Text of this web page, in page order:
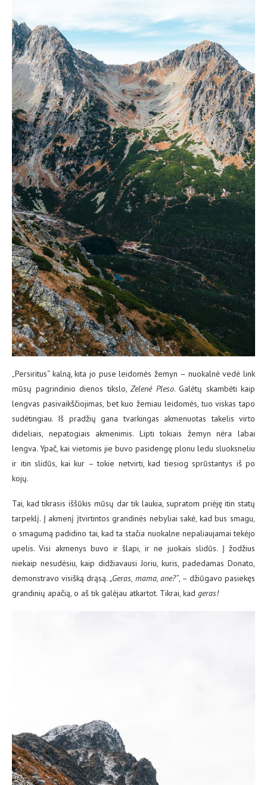
„Persiritus“ kalną, kita jo puse leidomės žemyn – nuokalnė vedė link
mūsų pagrindinio dienos tikslo, Zelené Pleso. Galėtų skambėti kaip
lengvas pasivaikščiojimas, bet kuo žemiau leidomės, tuo viskas tapo
sudėtingiau. Iš pradžių gana tvarkingas akmenuotas takelis virto
dideliais, nepatogiais akmenimis. Lipti tokiais žemyn nėra labai
lengva. Ypač, kai vietomis jie buvo pasidengę plonu ledu sluoksneliu
ir itin slidūs, kai kur – tokie netvirti, kad tiesiog sprūstantys iš po
kojų.
Tai, kad tikrasis iššūkis mūsų dar tik laukia, supratom priėję itin statų
tarpeklį. Į akmenį įtvirtintos grandinės nebyliai sakė, kad bus smagu,
o smagumą padidino tai, kad ta stačia nuokalne nepaliaujamai tekėjo
upelis. Visi akmenys buvo ir šlapi, ir ne juokais slidūs. Į žodžius
niekaip nesudėsiu, kaip didžiavausi Joriu, kuris, padedamas Donato,
demonstravo visišką drąsą.„Geras, mama, ane?“, – džiūgavo pasiekęs
grandinių apačią, o aš tik galėjau atkartot. Tikrai, kad geras!